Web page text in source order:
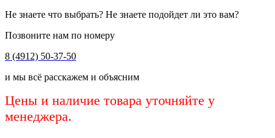
Не знаете что выбрать? Не знаете подойдет ли это вам?
Позвоните нам по номеру
8 (4912) 50-37-50
и мы всё расскажем и объясним
Цены и наличие товара уточняйте у
менеджера.